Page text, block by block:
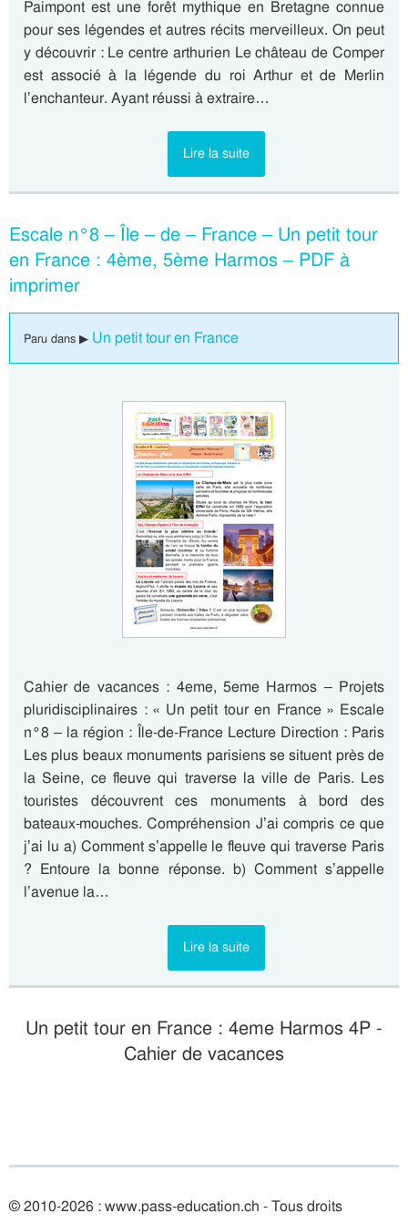
Paimpont est une forêt mythique en Bretagne connue
pour ses légendes et autres récits merveilleux. On peut
y découvrir : Le centre arthurien Le château de Comper
est associé à la légende du roi Arthur et de Merlin
l’enchanteur. Ayant réussi à extraire…
Lire la suite
Escale n°8 – Île – de – France – Un petit tour
en France : 4ème, 5ème Harmos – PDF à
imprimer
Paru dans ▶ Un petit tour en France
Cahier de vacances : 4eme, 5eme Harmos – Projets
pluridisciplinaires : « Un petit tour en France » Escale
n°8 – la région : Île-de-France Lecture Direction : Paris
Les plus beaux monuments parisiens se situent près de
la Seine, ce fleuve qui traverse la ville de Paris. Les
touristes découvrent ces monuments à bord des
bateaux-mouches. Compréhension J’ai compris ce que
j’ai lu a) Comment s’appelle le fleuve qui traverse Paris
? Entoure la bonne réponse. b) Comment s’appelle
l’avenue la…
Lire la suite
Un petit tour en France : 4eme Harmos 4P -
Cahier de vacances
© 2010-2026 : www.pass-education.ch - Tous droits